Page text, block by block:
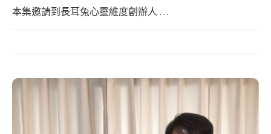
本集邀請到長耳兔心靈維度創辦人 …